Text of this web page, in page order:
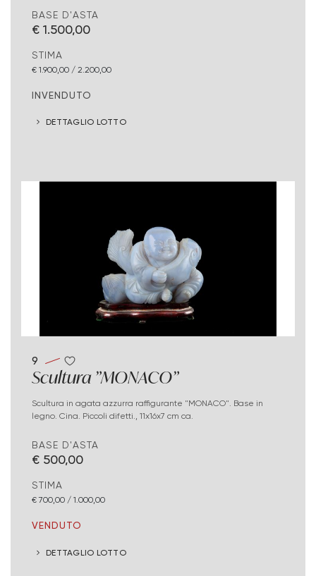
BASE D'ASTA
€ 1.500,00
STIMA
€ 1.900,00 / 2.200,00
INVENDUTO
DETTAGLIO LOTTO
9
Scultura "MONACO"
Scultura in agata azzurra raffigurante "MONACO". Base in
legno. Cina. Piccoli difetti., 11x16x7 cm ca.
BASE D'ASTA
€ 500,00
STIMA
€ 700,00 / 1.000,00
VENDUTO
DETTAGLIO LOTTO